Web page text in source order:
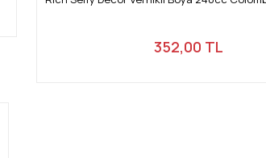
352,00 TL